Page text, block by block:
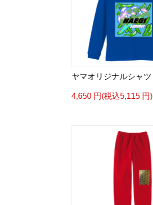
ヤマオリジナルシャツ
4,650 円(税込5,115 円)